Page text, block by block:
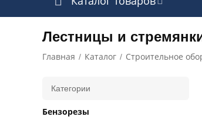
Лестницы и
Главная / Каталог / Строительное
Категории
Бензорезы